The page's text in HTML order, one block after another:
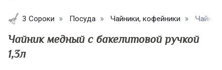
3 Сороки Посуда Чайники, кофейники Чайник
Чайник медный с бакелитовой ручкой
1,3л